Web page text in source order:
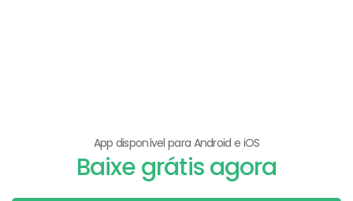
App disponível para Android e iOS
Baixe grátis agora